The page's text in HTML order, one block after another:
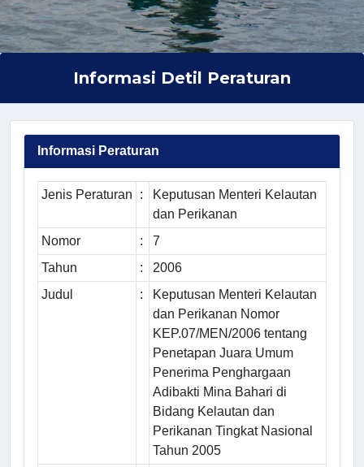
Informasi Detil Peraturan
Informasi Peraturan
Jenis Peraturan :
Keputusan Menteri Kelautan
dan Perikanan
Nomor
:
7
Tahun
:
2006
Judul
:
Keputusan Menteri Kelautan
dan Perikanan Nomor
KEP.07/MEN/2006 tentang
Penetapan Juara Umum
Penerima Penghargaan
Adibakti Mina Bahari di
Bidang Kelautan dan
Perikanan Tingkat Nasional
Tahun 2005